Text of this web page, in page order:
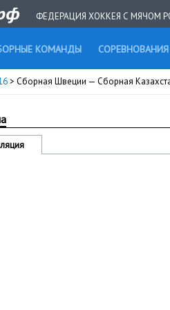
ФЕДЕРАЦИЯ ХОККЕЯ С МЯЧОМ
КОМАНДЫ СОРЕВНОВАНИЯ
> Сборная Швеции — Сборная